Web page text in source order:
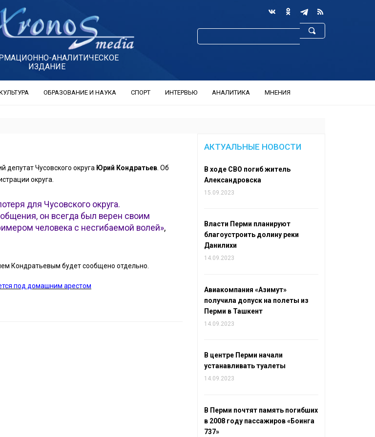
АНАЛИТИЧЕСКОЕ
ИЗДАНИЕ
ОБРАЗОВАНИЕ И НАУКА СПОРТ ИНТЕРВЬЮ АНАЛИТИКА МНЕНИЯ
Чусовского округа Юрий Кондратьев. Об
округа.
для Чусовского округа.
он всегда был верен своим
человека с несгибаемой волей»,
Кондратьевым будет сообщено отдельно.
под домашним арестом
АКТУАЛЬНЫЕ НОВОСТИ
В ходе СВО погиб житель
Александровска
15.09.2023
Власти Перми планируют
благоустроить долину реки
Данилихи
14.09.2023
Авиакомпания «Азимут»
получила допуск на полеты из
Перми в Ташкент
14.09.2023
В центре Перми начали
устанавливать туалеты
14.09.2023
В Перми почтят память погибших
в 2008 году пассажиров «Боинга
737»